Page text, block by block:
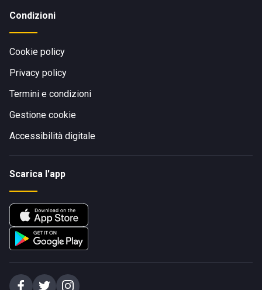
Condizioni
Cookie policy
Privacy policy
Termini e condizioni
Gestione cookie
Accessibilità digitale
Scarica l'app